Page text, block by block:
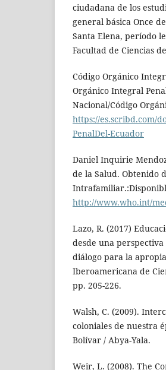
ciudadana de los
general básica Once
Santa Elena, período
Facultad de Ciencias
Código Orgánico
Orgánico Integral
Nacional/Código
https://es.scribd.com/
PenalDel-Ecuador
Daniel Inquirie
de la Salud. Obtenido
http://www.who.int/
Lazo, R. (2017)
desde una
diálogo para la
Iberoamericana de
pp. 205-226.
Walsh, C. (2009).
coloniales de nuestra
Bolívar / Abya-Yala.
Weir, L. (2008). The